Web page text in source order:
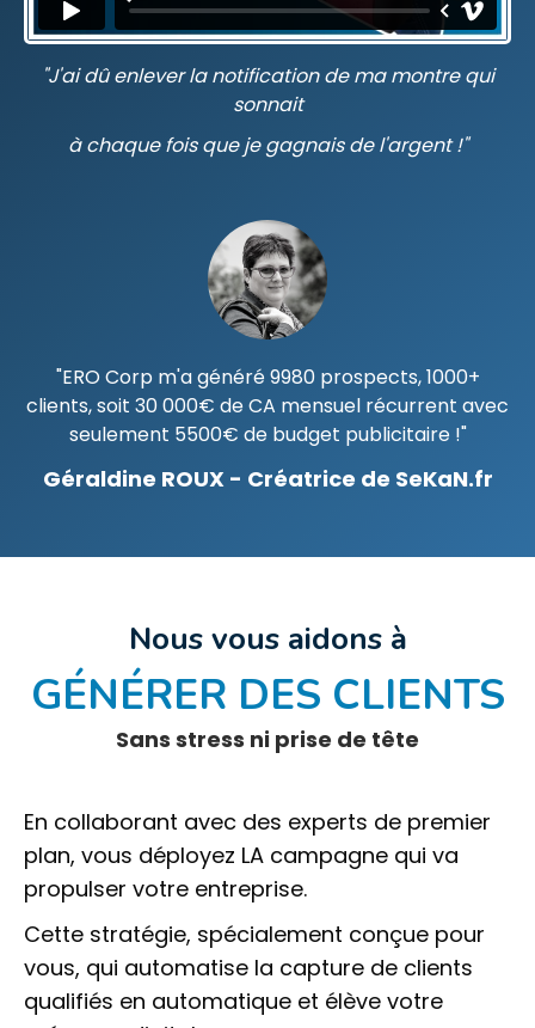
"J'ai dû enlever la notification de ma montre qui
sonnait
à chaque fois que je gagnais de l'argent !"
"ERO Corp m'a généré 9980 prospects, 1000+
clients, soit 30 000€ de CA mensuel récurrent avec
seulement 5500€ de budget publicitaire !"
Géraldine ROUX - Créatrice de SeKaN.fr
Nous vous aidons à
GÉNÉRER DES CLIENTS
Sans stress ni prise de tête
En collaborant avec des experts de premier
plan, vous déployez LA campagne qui va
propulser votre entreprise.
Cette stratégie, spécialement conçue pour
vous, qui automatise la capture de clients
qualifiés en automatique et élève votre